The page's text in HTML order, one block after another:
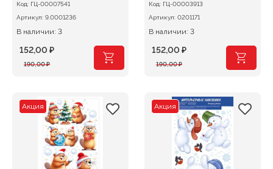
Код: ГЦ-00007541
Артикул: 9.0001236
В наличии: 3
190,00₽
Первоначальная
190,00 ₽.
152,00 ₽
Текущая
Код: ГЦ-00003913
Артикул: 0201171
В наличии: 3
190,00₽
Первоначальная
190,00 ₽.
152,00 ₽
Текущая
Акция Акция